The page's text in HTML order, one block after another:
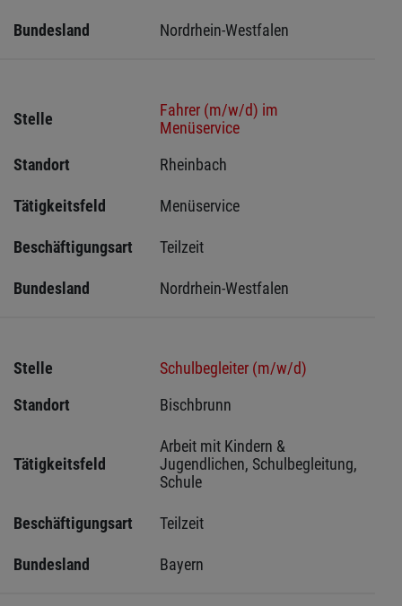
Bundesland Nordrhein-Westfalen
Stelle
Fahrer (m/w/d) im
Menüservice
Standort
Rheinbach
Tätigkeitsfeld Menüservice
Beschäftigungsart Teilzeit
Bundesland Nordrhein-Westfalen
Stelle
Schulbegleiter (m/w/d)
Standort
Bischbrunn
Tätigkeitsfeld
Arbeit mit Kindern &
Jugendlichen, Schulbegleitung,
Schule
Beschäftigungsart Teilzeit
Bundesland Bayern